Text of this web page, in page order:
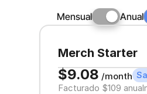
Mensual Anual
Merch Starter
$9.08 /month
Facturado $109